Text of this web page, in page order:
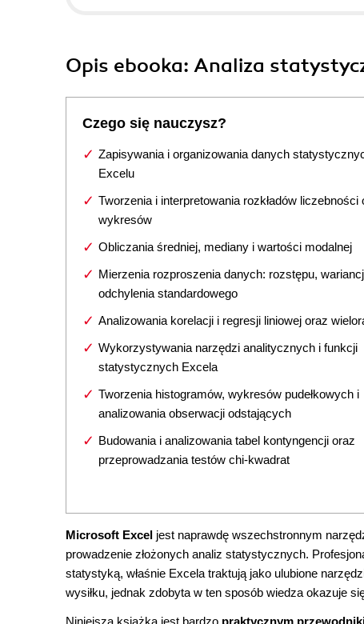
Opis ebooka: Analiza
Czego się nauczysz?
Zapisywania i organizowania danych
Excelu
Tworzenia i interpretowania rozkładów liczebności
wykresów
Obliczania średniej, mediany i wartości modalnej
Mierzenia rozproszenia danych: rozstępu,
odchylenia standardowego
Analizowania korelacji i regresji liniowej oraz
Wykorzystywania narzędzi analitycznych i funkcji
statystycznych Excela
Tworzenia histogramów, wykresów pudełkowych i
analizowania obserwacji odstających
Budowania i analizowania tabel kontyngencji oraz
przeprowadzania testów chi-kwadrat
Microsoft Excel jest naprawdę wszechstronnym
prowadzenie złożonych analiz statystycznych.
statystyką, właśnie Excela traktują jako ulubione
wysiłku, jednak zdobyta w ten sposób wiedza okazuje
Niniejsza książka jest bardzo praktycznym